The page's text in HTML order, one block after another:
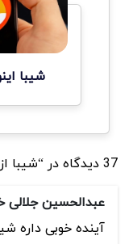
شیبا
37 دیدگاه در “شیبا از استخرهای استیکینگ رونمایی کرد”
عبدالحسین جلالی
آینده خوبی داره